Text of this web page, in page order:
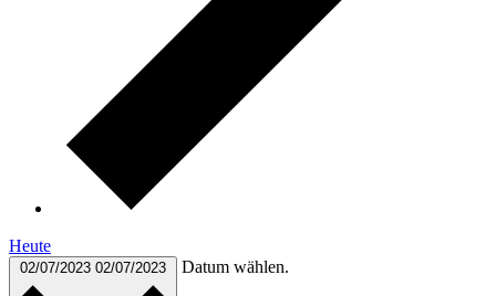
Heute
02/07/2023 02/07/2023 Datum wählen.